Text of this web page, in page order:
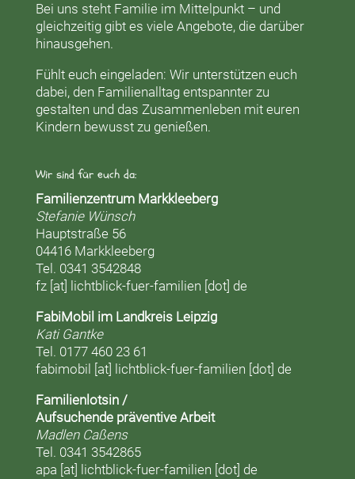
Bei uns steht Familie im Mittelpunkt – und
gleichzeitig gibt es viele Angebote, die darüber
hinausgehen.
Fühlt euch eingeladen: Wir unterstützen euch
dabei, den Familienalltag entspannter zu
gestalten und das Zusammenleben mit euren
Kindern bewusst zu genießen.
Wir sind für euch da:
Familienzentrum Markkleeberg
Stefanie Wünsch
Hauptstraße 56
04416 Markkleeberg
Tel. 0341 3542848
fz [at] lichtblick-fuer-familien [dot] de
FabiMobil im Landkreis Leipzig
Kati Gantke
Tel. 0177 460 23 61
fabimobil [at] lichtblick-fuer-familien [dot] de
Familienlotsin /
Aufsuchende präventive Arbeit
Madlen Caßens
Tel. 0341 3542865
apa [at] lichtblick-fuer-familien [dot] de